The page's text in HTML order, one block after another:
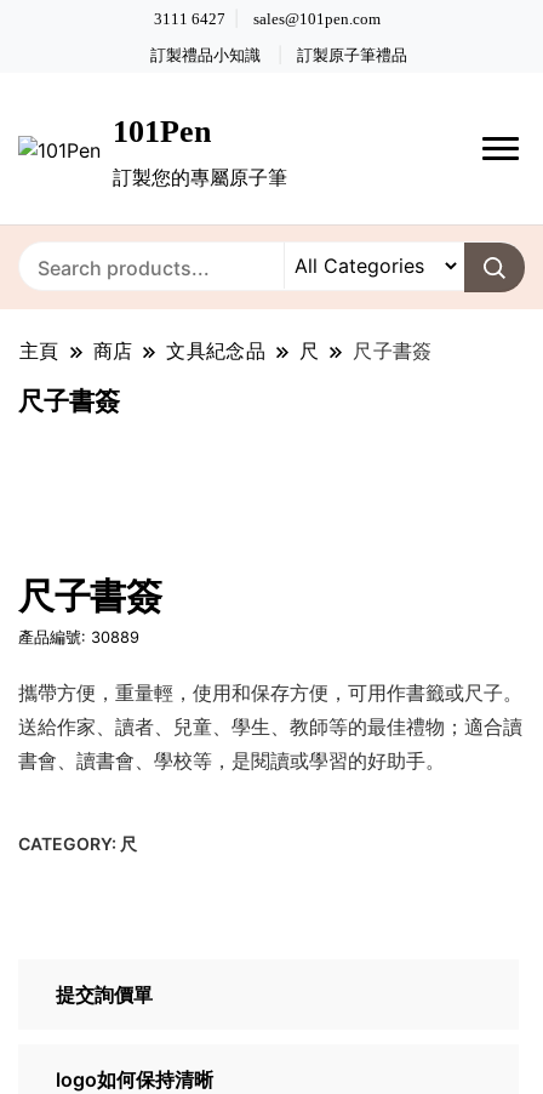
3111 6427 sales@101pen.com
訂製禮品小知識 訂製原子筆禮品
101Pen
訂製您的專屬原子筆
主頁 商店 文具紀念品 尺 尺子書簽
尺子書簽
尺子書簽
產品編號: 30889
攜帶方便，重量輕，使用和保存方便，可用作書籤或尺子。
送給作家、讀者、兒童、學生、教師等的最佳禮物；適合讀
書會、讀書會、學校等，是閱讀或學習的好助手。
CATEGORY: 尺
提交詢價單
logo如何保持清晰